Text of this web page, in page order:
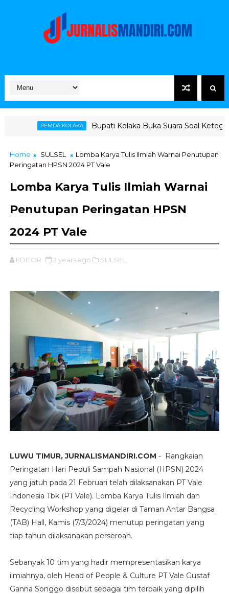
Bupati Kolaka Buka Suara Soal Ketegangan Jalur
Home SULSEL
Lomba Karya Tulis Ilmiah Warnai Penutupan
Peringatan HPSN 2024 PT Vale
Lomba Karya Tulis Ilmiah Warnai
Penutupan Peringatan HPSN
2024 PT Vale
EDITOR 2 years ago SULSEL,
LUWU TIMUR, JURNALISMANDIRI.COM - Rangkaian
Peringatan Hari Peduli Sampah Nasional (HPSN) 2024
yang jatuh pada 21 Februari telah dilaksanakan PT Vale
Indonesia Tbk (PT Vale). Lomba Karya Tulis Ilmiah dan
Recycling Workshop yang digelar di Taman Antar Bangsa
(TAB) Hall, Kamis (7/3/2024) menutup peringatan yang
tiap tahun dilaksanakan perseroan.
Sebanyak 10 tim yang hadir mempresentasikan karya
ilmiahnya, oleh Head of People & Culture PT Vale Gustaf
Ganna Songgo disebut sebagai tim terbaik yang dipilih